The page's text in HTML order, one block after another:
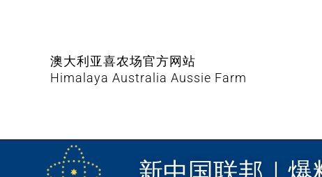
澳大利亚喜农场官方网站
Himalaya Australia Aussie Farm